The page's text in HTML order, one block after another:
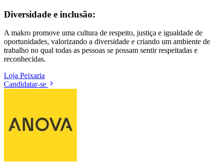
Diversidade e inclusão:
A makro promove uma cultura de respeito, justiça e igualdade de
oportunidades, valorizando a diversidade e criando um ambiente de
trabalho no qual todas as pessoas se possam sentir respeitadas e
reconhecidas.
Loja Peixaria
Candidatar-se